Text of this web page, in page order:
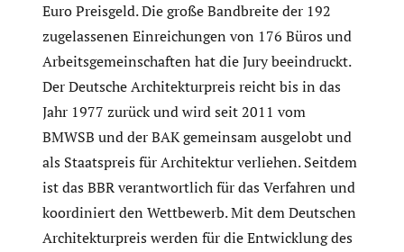
Euro Preisgeld. Die große Bandbreite der 192
zugelassenen Einreichungen von 176 Büros und
Arbeitsgemeinschaften hat die Jury beeindruckt.
Der Deutsche Architekturpreis reicht bis in das
Jahr 1977 zurück und wird seit 2011 vom
BMWSB und der BAK gemeinsam ausgelobt und
als Staatspreis für Architektur verliehen. Seitdem
ist das BBR verantwortlich für das Verfahren und
koordiniert den Wettbewerb. Mit dem Deutschen
Architekturpreis werden für die Entwicklung des